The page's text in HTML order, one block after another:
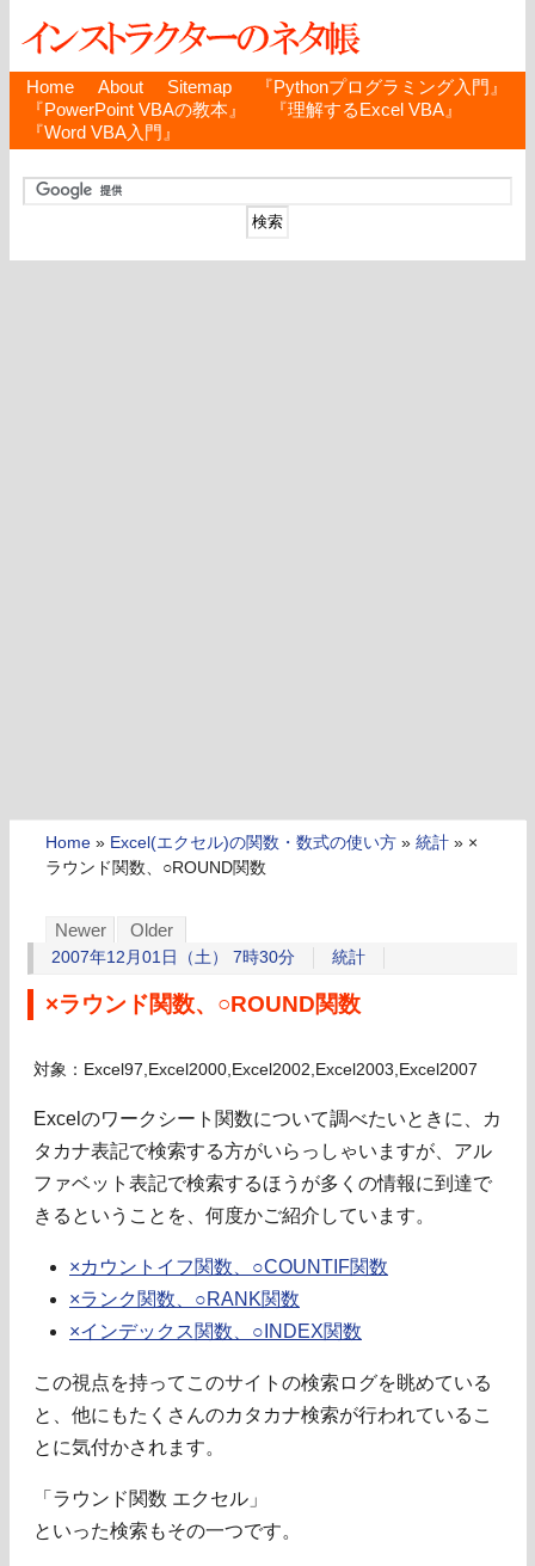
Home About Sitemap
『Pythonプログラミング入門』
『PowerPoint VBAの教本』
『理解するExcel VBA』
『Word VBA入門』
Home » Excel(エクセル)の関数・数式の使い方 » 統計 » ×
ラウンド関数、○ROUND関数
Newer Older
2007年12月01日（土） 7時30分 統計
×ラウンド関数、○ROUND関数
対象：Excel97,Excel2000,Excel2002,Excel2003,Excel2007
Excelのワークシート関数について調べたいときに、カ
タカナ表記で検索する方がいらっしゃいますが、アル
ファベット表記で検索するほうが多くの情報に到達で
きるということを、何度かご紹介しています。
×カウントイフ関数、○COUNTIF関数
×ランク関数、○RANK関数
×インデックス関数、○INDEX関数
この視点を持ってこのサイトの検索ログを眺めている
と、他にもたくさんのカタカナ検索が行われているこ
とに気付かされます。
「ラウンド関数 エクセル」
といった検索もその一つです。